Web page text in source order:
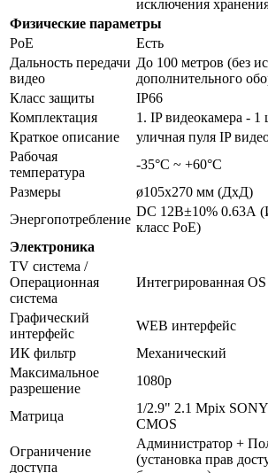
исключения
Физические параметры
PoE
Есть
Дальность передачи
видео
До 100 метров (без
дополнительного
Класс защиты
IP66
Комплектация
1. IP видеокамера - 1
Краткое описание
уличная пуля IP
Рабочая
температура
-35°С ~ +60°С
Размеры
ø105x270 мм (ДхД)
Энергопотребление
DC 12В±10% 0.63А
класс PoE)
Электроника
TV система /
Операционная
система
Интегрированная
Графический
интерфейс
WEB интерфейс
ИК фильтр
Механический
Максимальное
разрешение
1080p
Матрица
1/2.9" 2.1 Mpix SONY
CMOS
Ограничение
доступа
Администратор +
(установка прав